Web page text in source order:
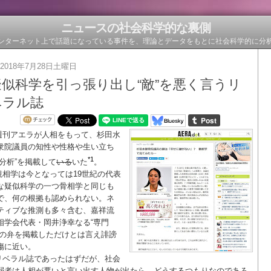
ニュースの社会科学的な裏側
ターネット上で話題になっている事件を、理論とデータをもとに社会科学的に分
2018年7月28日土曜日
科学を引っ張り出し“敵”を悪く言うリ
ル誌
刊アエラが人相をもって、杉田水
院議員の知性や性格や生い立ち
析”を掲載しているいた*1 。
相学は今となっては19世紀の代表
疑似科学の一つ骨相学と同じも
、何の根拠も認められない。ネ
ィブな推測も多々含む、嘉祥流
学会代表・岡井浄幸なる“専門
弁を掲載しただけとは言え誹謗
に近い。
ベラル誌であったはずだが、社会